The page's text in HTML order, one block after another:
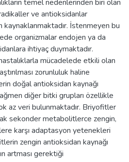
temel nedenlerinden biri olan
ve antioksidanlar
kaynaklanmaktadır. İstenmeyen bu
organizmalar endojen ya da
ihtiyaç duymaktadır.
mücadelede etkili olan
zorunluluk haline
doğal antioksidan kaynağı
diğer bitki grupları özellikle
az veri bulunmaktadır. Briyofitler
sekonder metabolitlerce zengin,
karşı adaptasyon yetenekleri
zengin antioksidan kaynağı
artması gerektiği